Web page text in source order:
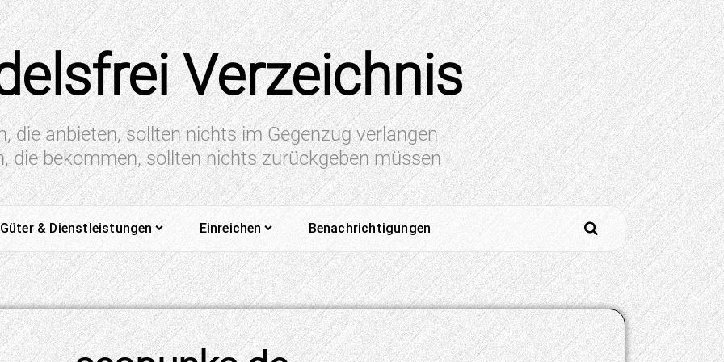
Verzeichnis
die anbieten, sollten nichts im Gegenzug verlangen
die bekommen, sollten nichts zurückgeben müssen
Güter & Dienstleistungen Einreichen Benachrichtigungen